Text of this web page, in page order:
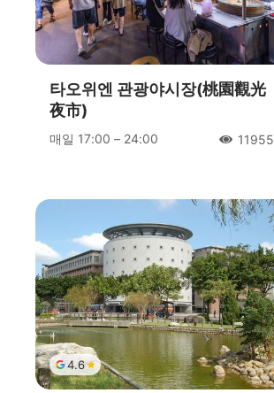
타오위엔 관광야시장(桃園觀光
夜市)
매일 17:00 – 24:00 人氣11955
4.6